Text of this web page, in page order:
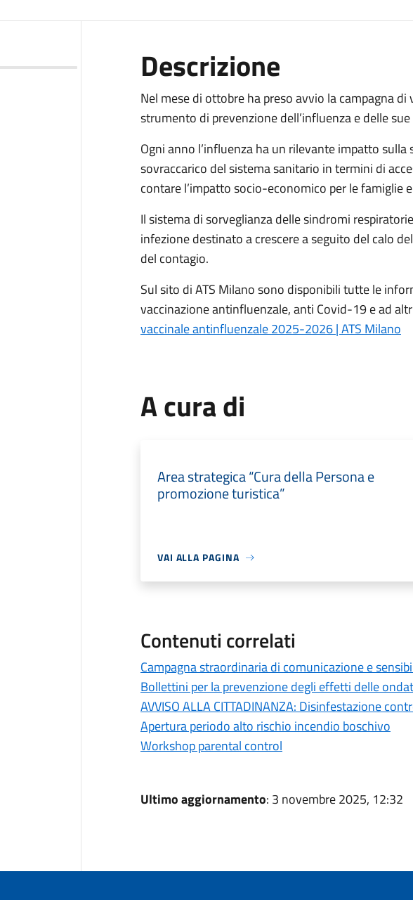
Descrizione
Nel mese di ottobre ha preso avvio la campagna
strumento di prevenzione dell’influenza e delle
Ogni anno l’influenza ha un rilevante impatto
sovraccarico del sistema sanitario in termini di
contare l’impatto socio-economico per le famiglie
Il sistema di sorveglianza delle sindromi
infezione destinato a crescere a seguito del calo
del contagio.
Sul sito di ATS Milano sono disponibili tutte le
vaccinazione antinfluenzale, anti Covid-19 e ad
vaccinale antinfluenzale 2025-2026 | ATS Milano
A cura di
Area strategica “Cura della Persona e
promozione turistica”
VAI ALLA PAGINA
Contenuti correlati
Campagna straordinaria di comunicazione e
Bollettini per la prevenzione degli effetti delle
AVVISO ALLA CITTADINANZA: Disinfestazione
Apertura periodo alto rischio incendio boschivo
Workshop parental control
Ultimo aggiornamento: 3 novembre 2025, 12:32